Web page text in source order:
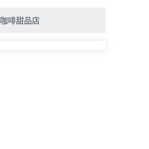
咖啡甜品店